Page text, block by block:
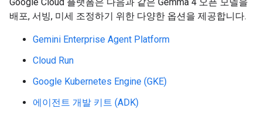
배포, 서빙, 미세 조정하기 위한 다양한 옵션을 제공합니다.
Gemini Enterprise Agent Platform
Cloud Run
Google Kubernetes Engine (GKE)
에이전트 개발 키트 (ADK)